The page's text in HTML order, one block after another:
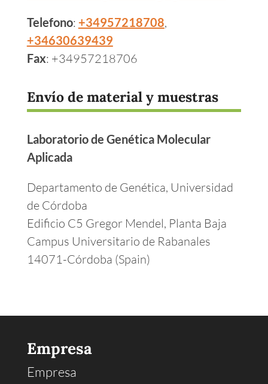
Telefono: +34957218708,
+34630639439
Fax: +34957218706
Envío de material y muestras
Laboratorio de Genética Molecular
Aplicada
Departamento de Genética, Universidad
de Córdoba
Edificio C5 Gregor Mendel, Planta Baja
Campus Universitario de Rabanales
14071-Córdoba (Spain)
Empresa
Empresa